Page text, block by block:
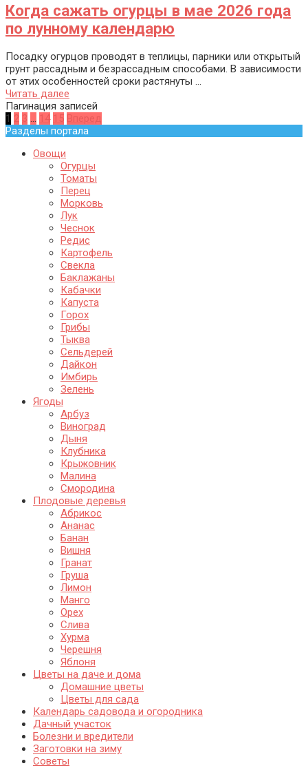
Когда сажать огурцы в мае 2026 года
по лунному календарю
Посадку огурцов проводят в теплицы, парники или открытый
грунт рассадным и безрассадным способами. В зависимости
от этих особенностей сроки растянуты ...
Читать далее
Пагинация записей
1 2 3 … 14 15 Вперед
Разделы портала
Овощи
Огурцы
Томаты
Перец
Морковь
Лук
Чеснок
Редис
Картофель
Свекла
Баклажаны
Кабачки
Капуста
Горох
Грибы
Тыква
Сельдерей
Дайкон
Имбирь
Зелень
Ягоды
Арбуз
Виноград
Дыня
Клубника
Крыжовник
Малина
Смородина
Плодовые деревья
Абрикос
Ананас
Банан
Вишня
Гранат
Груша
Лимон
Манго
Орех
Слива
Хурма
Черешня
Яблоня
Цветы на даче и дома
Домашние цветы
Цветы для сада
Календарь садовода и огородника
Дачный участок
Болезни и вредители
Заготовки на зиму
Советы